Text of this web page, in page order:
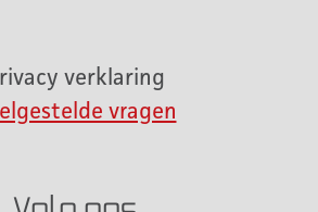
verklaring
vragen